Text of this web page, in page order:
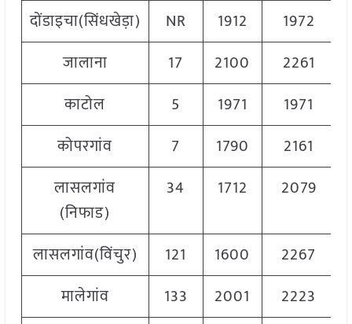
दोंडाइचा(सिंधखेड़ा)
NR 1912 1972
जालाना
17 2100 2261
काटोल
5 1971 1971
कोपरगांव
7 1790 2161
लासलगांव
(निफाड)
34 1712 2079
लासलगांव(विंचुर) 121 1600 2267
मालेगांव
133 2001 2223